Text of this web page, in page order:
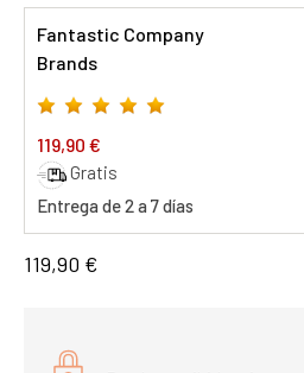
Fantastic Company
Brands
119,90 €
Gratis
Entrega de 2 a 7 días
119,90 €